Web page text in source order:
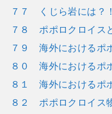
７７ くじら岩には？！
７８ ポポロクロイス
７９ 海外におけるポ
８０ 海外におけるポ
８１ 海外におけるポ
８２ ポポロクロイス